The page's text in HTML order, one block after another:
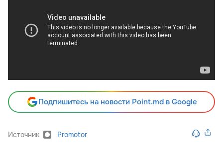
Подпишитесь на новости Point.md в Google
Источник Promotor